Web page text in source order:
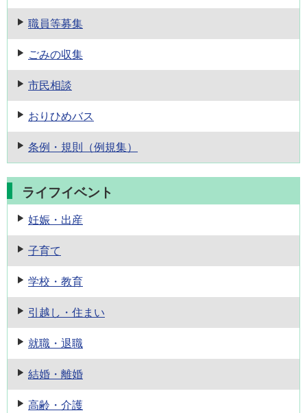
職員等募集
ごみの収集
市民相談
おりひめバス
条例・規則 （例規集）
ライフイベント
妊娠・出産
子育て
学校・教育
引越し・住まい
就職・退職
結婚・離婚
高齢・介護